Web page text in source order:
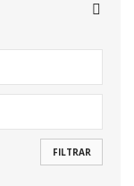
FILTRAR